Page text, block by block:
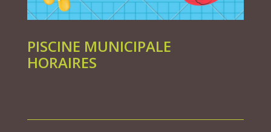
PISCINE MUNICIPALE
HORAIRES